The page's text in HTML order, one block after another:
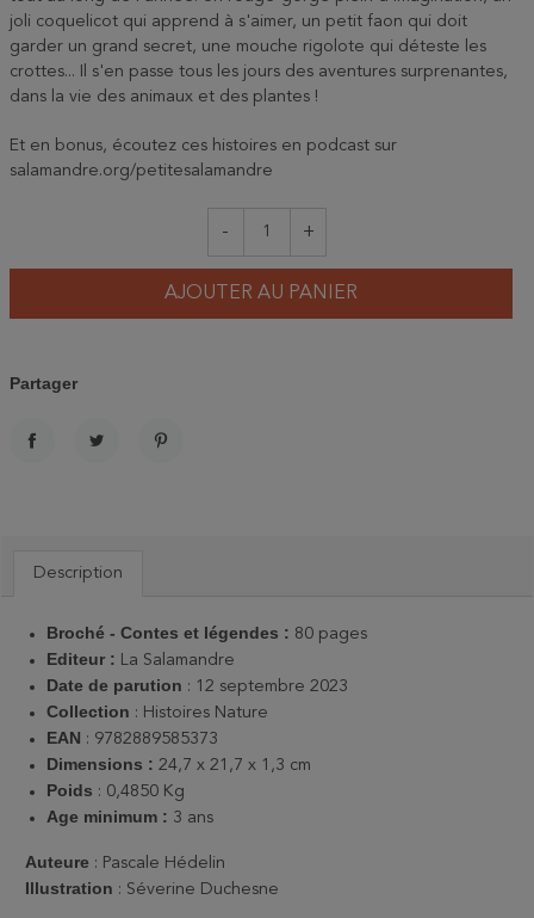
joli coquelicot qui apprend à s'aimer, un petit faon qui doit
garder un grand secret, une mouche rigolote qui déteste les
crottes... Il s'en passe tous les jours des aventures surprenantes,
dans la vie des animaux et des plantes !
Et en bonus, écoutez ces histoires en podcast sur
salamandre.org/petitesalamandre
- +
AJOUTER AU PANIER
Partager
Description
Broché - Contes et légendes : 80 pages
Editeur : La Salamandre
Date de parution : 12 septembre 2023
Collection : Histoires Nature
EAN : 9782889585373
Dimensions : 24,7 x 21,7 x 1,3 cm
Poids : 0,4850 Kg
Age minimum : 3 ans
Auteure : Pascale Hédelin
Illustration : Séverine Duchesne